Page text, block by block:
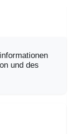
und des